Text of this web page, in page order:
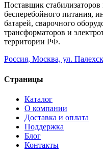
Поставщик
бесперебойного питания,
батарей, сварочного
трансформаторов и
территории РФ.
Россия, Москва, ул.
Страницы
Каталог
О компании
Доставка и оплата
Поддержка
Блог
Контакты